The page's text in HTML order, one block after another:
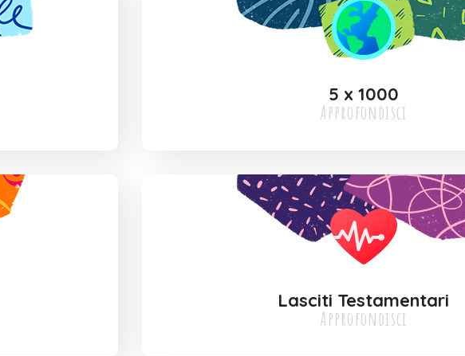
5 x 1000
Approfondisci
Lasciti Testamentari
Approfondisci